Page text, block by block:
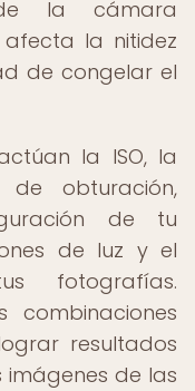
la cámara
la nitidez
de congelar el
la ISO, la
obturación,
de tu
de luz y el
fotografías.
combinaciones
resultados
imágenes de las